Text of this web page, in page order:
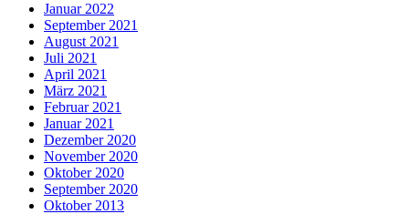
Januar 2022
September 2021
August 2021
Juli 2021
April 2021
März 2021
Februar 2021
Januar 2021
Dezember 2020
November 2020
Oktober 2020
September 2020
Oktober 2013